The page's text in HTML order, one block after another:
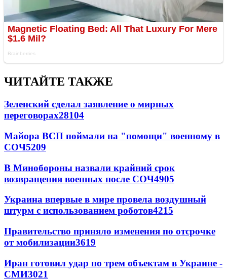
ЧИТАЙТЕ ТАКЖЕ
Зеленский сделал заявление о мирных
переговорах28104
Майора ВСП поймали на "помощи" военному в
СОЧ5209
В Минобороны назвали крайний срок
возвращения военных после СОЧ4905
Украина впервые в мире провела воздушный
штурм с использованием роботов4215
Правительство приняло изменения по отсрочке
от мобилизации3619
Иран готовил удар по трем объектам в Украине -
СМИ3021